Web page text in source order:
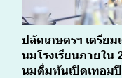
ปลัดเกษตรฯ เตรีย
นมโรงเรียนภายใน
นมดื่มทันเปิดเทอม